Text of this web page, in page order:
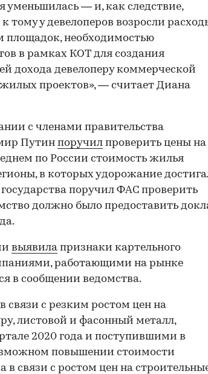
уменьшилась — и, как следствие,
тому у девелоперов возросли
площадок, необходимостью
в рамках КОТ для создания
дохода девелоперу коммерческой
проектов», — считает Диана
с членами правительства
Путин поручил проверить цены на
по России стоимость жилья
в которых удорожание
поручил ФАС проверить
должно было предоставить
выявила признаки картельного
работающими на рынке
в сообщении ведомства.
связи с резким ростом цен на
листовой и фасонный металл,
2020 года и поступившими в
повышении стоимости
в связи с ростом цен на